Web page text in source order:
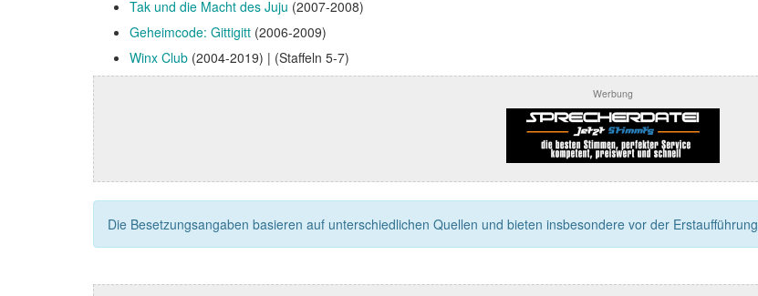
Tak und die Macht des Juju (2007-2008)
Geheimcode: Gittigitt (2006-2009)
Winx Club (2004-2019) | (Staffeln 5-7)
Werbung
Die Besetzungsangaben basieren auf unterschiedlichen Quellen und bieten insbesondere vor der